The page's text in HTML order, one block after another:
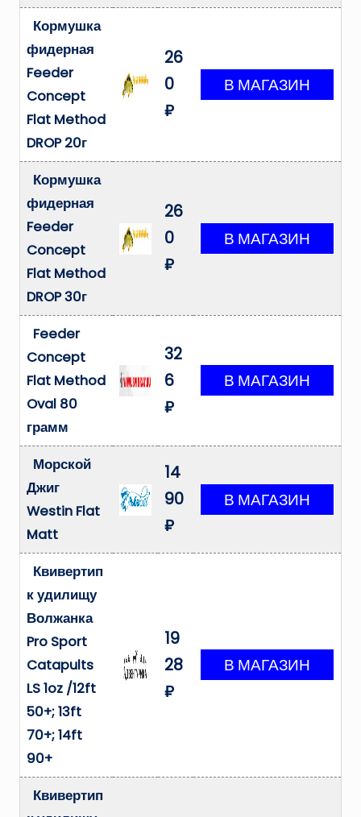
Кормушка
фидерная
Feeder
Concept
Flat Method
DROP 20г
26
0
₽
Кормушка
фидерная
Feeder
Concept
Flat Method
DROP 30г
26
0
₽
Feeder
Concept
Flat Method
Oval 80
грамм
32
6
₽
Морской
Джиг
Westin Flat
Matt
14
90
₽
Квивертип
к удилищу
Волжанка
Pro Sport
Catapults
LS 1oz /12ft
50+; 13ft
70+; 14ft
90+
19
28
₽
Квивертип